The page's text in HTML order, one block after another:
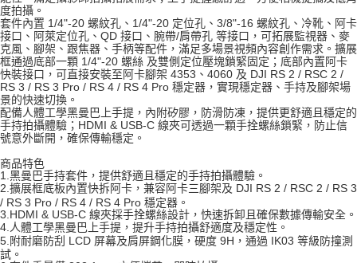
１．簡單：不需註冊會員、不需綁卡、不需儲值。
２．便利：只要手機號碼，簡訊認證，即可結帳。
３．安心：先確認商品／服務後，再付款。
【「AFTEE先享後付」結帳流程】
１．於結帳方式選擇「AFTEE先享後付」後，將跳轉至「AFTEE先享後付」
結帳頁面，進行簡訊認證並確認金額後，即可完成結帳。
２．訂單成立數日內，您將收到繳費通知簡訊。
３．收到繳費通知簡訊後14天內，點擊此簡訊中的連結，可透過四大超商／
ATM／網路銀行／等多元方式進行付款，方視為交易完成。
購買商品的店家。未經商家同意取消之訂單仍視為有效，需透過AFTEE先享
後付繳納相關費用。
※ 交易是否成功請以「AFTEE先享後付 」之結帳頁面顯示為準，若有關於
是否繳費成功／繳費後需取消欲退款等相關疑問，請聯繫「AFTEE先享後付
客戶支援中心」 https://netprotections.freshdesk.com/support/home
運送方式
全家取貨付款
每筆NT$60，滿NT$399(含以上)免運費
萊爾富取貨付款
每筆NT$60，滿NT$399(含以上)免運費
7-11取貨付款
每筆NT$60，滿NT$399(含以上)免運費
宅配
每筆NT$75，滿NT$399(含以上)免運費
付款後門市自取
度拍攝。
套件內置 1/4"-20 螺紋孔、1/4"-20 定位孔、3/8"-16 螺紋孔、冷靴、阿卡
接口、阿萊定位孔、QD 接口、腕帶/肩帶孔 等接口，可拓展監視器、麥
克風、腳架、跟焦器、手柄等配件，滿足多場景視頻內容創作需求。擴展
框通過底部一顆 1/4"-20 螺絲 及雙側定位壓塊鎖緊固定；底部內置阿卡
快裝接口，可直接安裝至阿卡腳架 4353、4060 及 DJI RS 2 / RSC 2 /
RS 3 / RS 3 Pro / RS 4 / RS 4 Pro 穩定器，實現穩定器、手持及腳架場
景的快速切換。
配備人體工學黑曼巴上手提，內附矽膠，防滑防凍，提供更舒適且穩定的
手持拍攝體驗；HDMI & USB-C 線夾可透過一顆手拴螺絲鎖緊，防止信
號意外斷開，確保傳輸穩定。
商品特色
1. 黑曼巴手持套件，提供舒適且穩定的手持拍攝體驗。
2.擴展框底板內置快拆阿卡，兼容阿卡三腳架及 DJI RS 2 / RSC 2 / RS 3
/ RS 3 Pro / RS 4 / RS 4 Pro 穩定器。
3. HDMI & USB-C 線夾採手拴螺絲設計，快速拆卸且確保數據傳輸安全。
4.人體工學黑曼巴上手提，提升手持拍攝舒適度及穩定性。
5. 附耐磨防刮 LCD 屏幕及肩屏鋼化膜，硬度 9H，通過 IK03 等級防撞測
試。